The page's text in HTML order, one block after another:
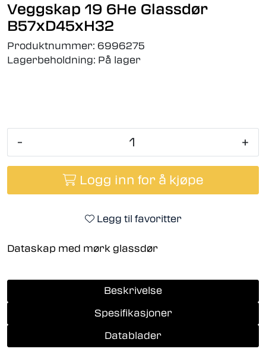
Veggskap 19 6He Glassdør
B57xD45xH32
Produktnummer: 6996275
Lagerbeholdning: På lager
- +
Logg inn for å kjøpe
Legg til favoritter
Dataskap med mørk glassdør
Beskrivelse
Spesifikasjoner
Datablader